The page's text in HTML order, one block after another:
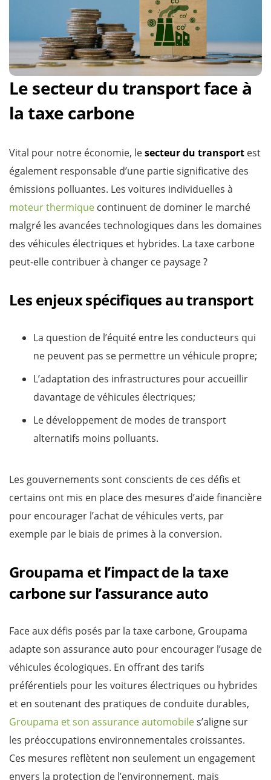
Le secteur du transport face à
la taxe carbone
Vital pour notre économie, lesecteur du transport est
également responsable d’une partie significative des
émissions polluantes. Les voitures individuelles à
moteur thermique continuent de dominer le marché
malgré les avancées technologiques dans les domaines
des véhicules électriques et hybrides. La taxe carbone
peut-elle contribuer à changer ce paysage ?
Les enjeux spécifiques au transport
La question de l’équité entre les conducteurs qui
ne peuvent pas se permettre un véhicule propre;
L’adaptation des infrastructures pour accueillir
davantage de véhicules électriques;
Le développement de modes de transport
alternatifs moins polluants.
Les gouvernements sont conscients de ces défis et
certains ont mis en place des mesures d’aide financière
pour encourager l’achat de véhicules verts, par
exemple par le biais de primes à la conversion.
Groupama et l’impact de la taxe
carbone sur l’assurance auto
Face aux défis posés par la taxe carbone, Groupama
adapte son assurance auto pour encourager l’usage de
véhicules écologiques. En offrant des tarifs
préférentiels pour les voitures électriques ou hybrides
et en soutenant des pratiques de conduite durables,
Groupama et son assurance automobiles’aligne sur
les préoccupations environnementales croissantes.
Ces mesures reflètent non seulement un engagement
envers la protection de l’environnement, mais